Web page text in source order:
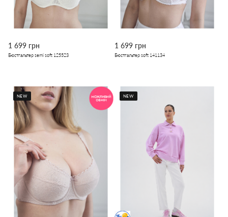
1 699 грн
Бюстгальтер semi soft 125523
1 699 грн
Бюстгальтер soft 141134
NEW NEW